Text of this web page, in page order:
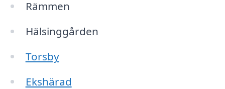
Rämmen
Hälsinggården
Torsby
Ekshärad